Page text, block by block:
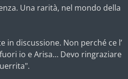
Una rarità, nel mondo della
in discussione. Non perché ce l’
io e Arisa… Devo ringraziare